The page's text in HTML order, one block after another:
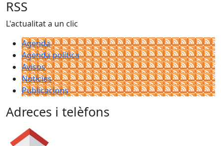
RSS
L'actualitat a un clic
Agenda
Agenda política
Avisos
Notícies
Publicacions
Adreces i telèfons